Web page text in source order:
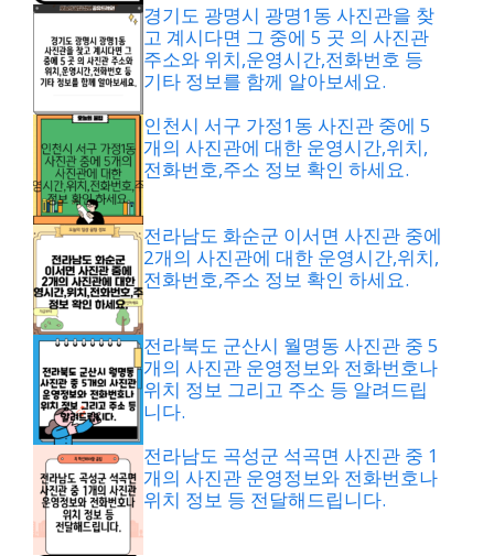
경기도 광명시 광명1동 사진관을 찾
고 계시다면 그 중에 5 곳 의 사진관
주소와 위치,운영시간,전화번호 등
기타 정보를 함께 알아보세요.
인천시 서구 가정1동 사진관 중에 5
개의 사진관에 대한 운영시간,위치,
전화번호,주소 정보 확인 하세요.
전라남도 화순군 이서면 사진관 중에
2개의 사진관에 대한 운영시간,위치,
전화번호,주소 정보 확인 하세요.
전라북도 군산시 월명동 사진관 중 5
개의 사진관 운영정보와 전화번호나
위치 정보 그리고 주소 등 알려드립
니다.
전라남도 곡성군 석곡면 사진관 중 1
개의 사진관 운영정보와 전화번호나
위치 정보 등 전달해드립니다.